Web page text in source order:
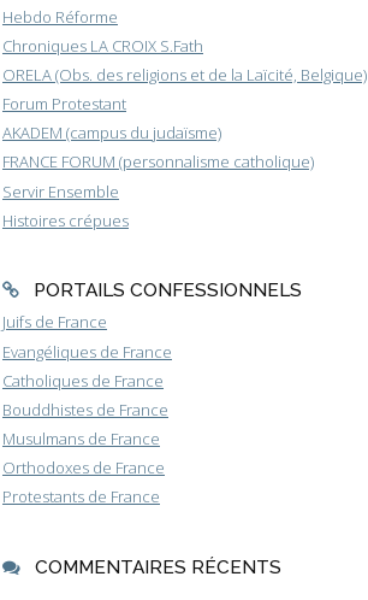
Hebdo Réforme
Chroniques LA CROIX S.Fath
ORELA (Obs. des religions et de la Laïcité, Belgique)
Forum Protestant
AKADEM (campus du judaïsme)
FRANCE FORUM (personnalisme catholique)
Servir Ensemble
Histoires crépues
PORTAILS CONFESSIONNELS
Juifs de France
Evangéliques de France
Catholiques de France
Bouddhistes de France
Musulmans de France
Orthodoxes de France
Protestants de France
COMMENTAIRES RÉCENTS